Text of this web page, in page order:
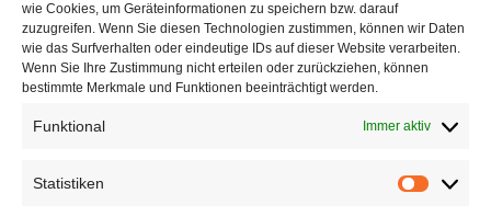
wie Cookies, um Geräteinformationen zu speichern bzw. darauf
zuzugreifen. Wenn Sie diesen Technologien zustimmen, können wir Daten
wie das Surfverhalten oder eindeutige IDs auf dieser Website verarbeiten.
Wenn Sie Ihre Zustimmung nicht erteilen oder zurückziehen, können
bestimmte Merkmale und Funktionen beeinträchtigt werden.
Funktional Immer aktiv
Statistiken
Name *